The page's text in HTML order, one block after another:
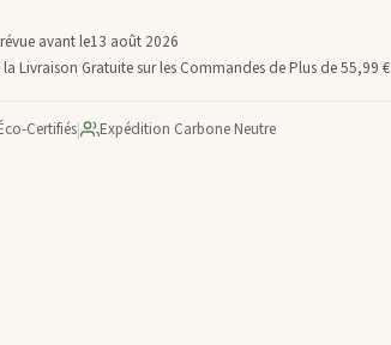
avant le13 août 2026
Livraison Gratuite sur les Commandes de Plus de 55,99 €
Certifiés| Expédition Carbone Neutre